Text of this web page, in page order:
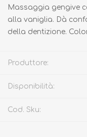
Massaggia gengive
alla vaniglia. Dà
della dentizione.
Produttore:
Disponibilità:
Cod. Sku: